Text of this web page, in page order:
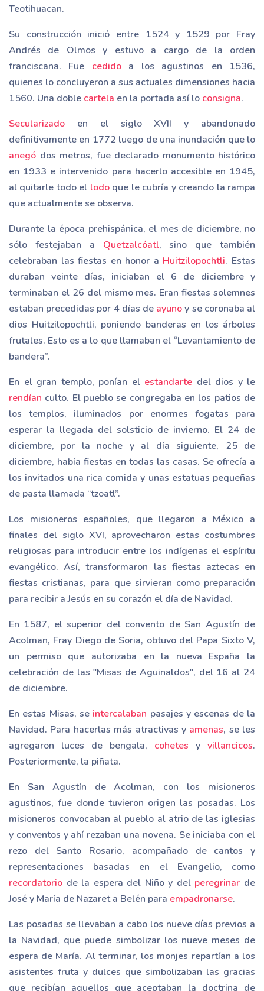
Teotihuacan.
Su construcción inició entre 1524 y 1529 por Fray
Andrés de Olmos y estuvo a cargo de la orden
franciscana. Fue cedidoa los agustinos en 1536,
quienes lo concluyeron a sus actuales dimensiones hacia
1560. Una doble cartela en la portada así lo consigna.
Secularizado en el siglo XVII y abandonado
definitivamente en 1772 luego de una inundación que lo
anegó dos metros, fue declarado monumento histórico
en 1933 e intervenido para hacerlo accesible en 1945,
al quitarle todo el lodoque le cubría y creando la rampa
que actualmente se observa.
Durante la época prehispánica, el mes de diciembre, no
sólo festejaban a Quetzalcóatl, sino que también
celebraban las fiestas en honor a Huitzilopochtli. Estas
duraban veinte días, iniciaban el 6 de diciembre y
terminaban el 26 del mismo mes. Eran fiestas solemnes
estaban precedidas por 4 días de ayunoy se coronaba al
dios Huitzilopochtli, poniendo banderas en los árboles
frutales. Esto es a lo que llamaban el “Levantamiento de
bandera”.
En el gran templo, ponían el estandarte del dios y le
rendían culto. El pueblo se congregaba en los patios de
los templos, iluminados por enormes fogatas para
esperar la llegada del solsticio de invierno. El 24 de
diciembre, por la noche y al día siguiente, 25 de
diciembre, había fiestas en todas las casas. Se ofrecía a
los invitados una rica comida y unas estatuas pequeñas
de pasta llamada “tzoatl”.
Los misioneros españoles, que llegaron a México a
finales del siglo XVI, aprovecharon estas costumbres
religiosas para introducir entre los indígenas el espíritu
evangélico. Así, transformaron las fiestas aztecas en
fiestas cristianas, para que sirvieran como preparación
para recibir a Jesús en su corazón el día de Navidad.
En 1587, el superior del convento de San Agustín de
Acolman, Fray Diego de Soria, obtuvo del Papa Sixto V,
un permiso que autorizaba en la nueva España la
celebración de las "Misas de Aguinaldos", del 16 al 24
de diciembre.
En estas Misas, se intercalaban pasajes y escenas de la
Navidad. Para hacerlas más atractivas y amenas, se les
agregaron luces de bengala, cohetes y villancicos.
Posteriormente, la piñata.
En San Agustín de Acolman, con los misioneros
agustinos, fue donde tuvieron origen las posadas. Los
misioneros convocaban al pueblo al atrio de las iglesias
y conventos y ahí rezaban una novena. Se iniciaba con el
rezo del Santo Rosario, acompañado de cantos y
representaciones basadas en el Evangelio, como
recordatorio de la espera del Niño y del peregrinar de
José y María de Nazaret a Belén para empadronarse.
Las posadas se llevaban a cabo los nueve días previos a
la Navidad, que puede simbolizar los nueve meses de
espera de María. Al terminar, los monjes repartían a los
asistentes fruta y dulces que simbolizaban las gracias
que recibían aquellos que aceptaban la doctrina de